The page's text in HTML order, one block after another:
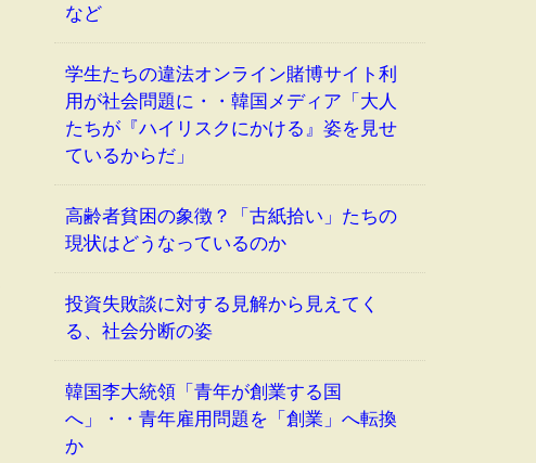
など
学生たちの違法オンライン賭博サイト利
用が社会問題に・・韓国メディア「大人
たちが『ハイリスクにかける』姿を見せ
ているからだ」
高齢者貧困の象徴？「古紙拾い」たちの
現状はどうなっているのか
投資失敗談に対する見解から見えてく
る、社会分断の姿
韓国李大統領「青年が創業する国
へ」・・青年雇用問題を「創業」へ転換
か